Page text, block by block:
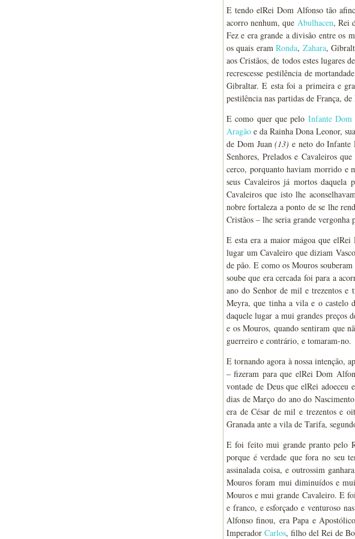
E tendo elRei Dom Alfonso tão
acorro nenhum, que Abulhacen, Rei
Fez e era grande a divisão entre os
os quais eramRonda, Zahara,
aos Cristãos, de todos estes lugares
recrescesse pestilência de
Gibraltar. E esta foi a primeira e
pestilência nas partidas de França,
E como quer que pelo Infante Dom
Aragão e da Rainha Dona Leonor,
de Dom Juan(13) e neto do Infante
Senhores, Prelados e Cavaleiros
cerco, porquanto haviam morrido e
seus Cavaleiros já mortos
Cavaleiros que isto lhe
nobre fortaleza a ponto de se lhe
Cristãos – lhe seria grande vergonha
E esta era a maior mágoa que
lugar um Cavaleiro que diziam
de pão. E como os Mouros
soube que era cercada foi para a
ano do Senhor de mil e trezentos e
Meyra, que tinha a vila e o castelo
daquele lugar a mui grandes preços
e os Mouros, quando sentiram que
guerreiro e contrário, e tomaram-no.
E tornando agora à nossa intenção,
– fizeram para que elRei Dom
vontade de Deus que elRei
dias de Março do ano do
era de César de mil e trezentos e
Granada ante a vila de Tarifa,
E foi feito mui grande pranto pelo
porque é verdade que fora no seu
assinalada coisa, e outrossim
Mouros foram mui diminuídos e
Mouros e mui grande Cavaleiro. E
e franco, e esforçado e venturoso
Alfonso finou, era Papa e
Imperador Carlos, filho del Rei de